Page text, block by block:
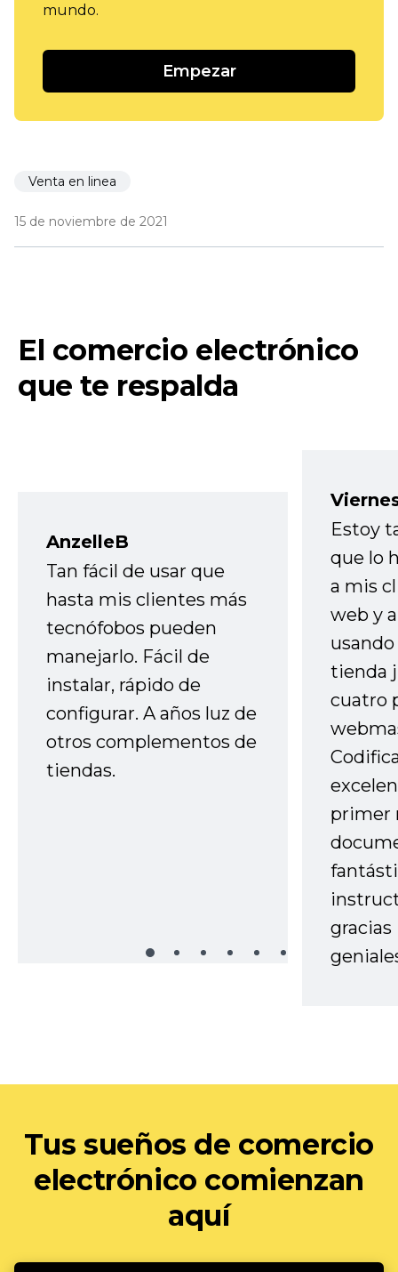
mundo.
Empezar
Venta en linea
15 de noviembre de 2021
El comercio electrónico
que te respalda
AnzelleB
Tan fácil de usar que
hasta mis clientes más
tecnófobos pueden
manejarlo. Fácil de
instalar, rápido de
configurar. A años luz de
otros complementos de
tiendas.
Estoy
que lo
a mis
web y
tienda
cuatro
primer
gracias
Tus sueños de comercio
electrónico comienzan
aquí